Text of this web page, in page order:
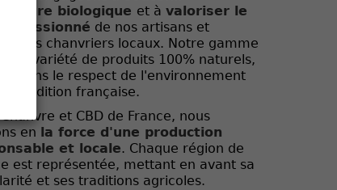
biologique et à valoriser le
passionné de nos artisans et
chanvriers locaux. Notre gamme
une variété de produits 100% naturels,
dans le respect de l'environnement
la tradition française.
et CBD de France, nous
en
la force d'une production
et locale. Chaque région de
est représentée, mettant en avant sa
et ses traditions agricoles.